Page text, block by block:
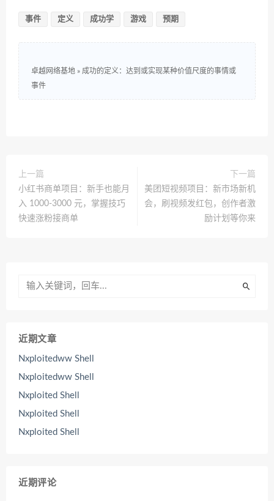
事件 定义 成功学 游戏 预期
卓越网络基地 » 成功的定义：达到或实现某种价值尺度的事情或
事件
上一篇
小红书商单项目：新手也能月
入 1000-3000 元，掌握技巧
快速涨粉接商单
下一篇
美团短视频项目：新市场新机
会，刷视频发红包，创作者激
励计划等你来
近期文章
Nxploitedww Shell
Nxploitedww Shell
Nxploited Shell
Nxploited Shell
Nxploited Shell
近期评论